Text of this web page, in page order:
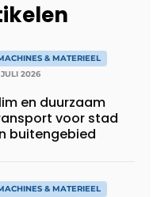
& MATERIEEL
JULI 2026
en duurzaam
voor stad
buitengebied
& MATERIEEL